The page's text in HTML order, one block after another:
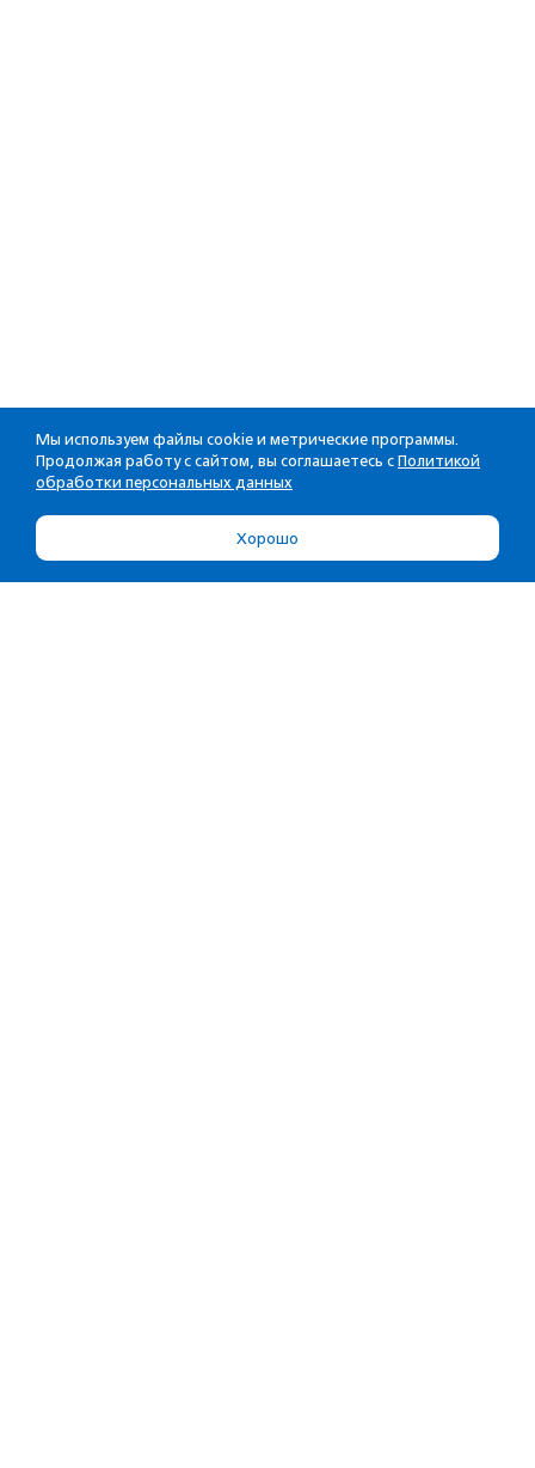
Мы используем файлы cookie и метрические программы.
Продолжая работу с сайтом, вы соглашаетесь с Политикой
обработки персональных данных
Хорошо